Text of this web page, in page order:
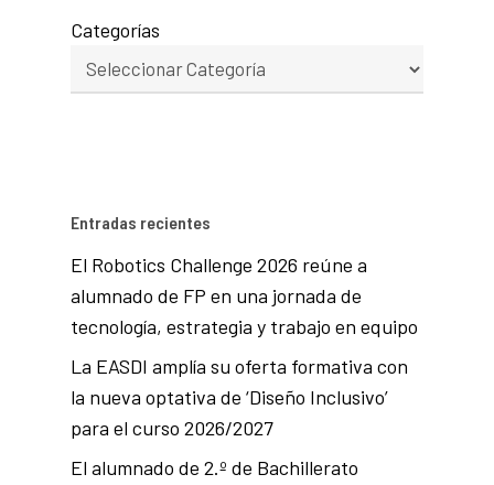
Categorías
Entradas recientes
El Robotics Challenge 2026 reúne a
alumnado de FP en una jornada de
tecnología, estrategia y trabajo en equipo
La EASDI amplía su oferta formativa con
la nueva optativa de ‘Diseño Inclusivo’
para el curso 2026/2027
El alumnado de 2.º de Bachillerato